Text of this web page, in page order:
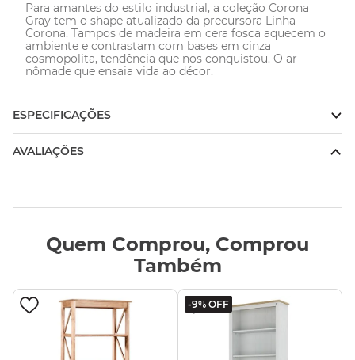
Para amantes do estilo industrial, a coleção Corona
Gray tem o shape atualizado da precursora Linha
Corona. Tampos de madeira em cera fosca aquecem o
ambiente e contrastam com bases em cinza
cosmopolita, tendência que nos conquistou. O ar
nômade que ensaia vida ao décor.
ESPECIFICAÇÕES
AVALIAÇÕES
Quem Comprou, Comprou
Também
-9% OFF